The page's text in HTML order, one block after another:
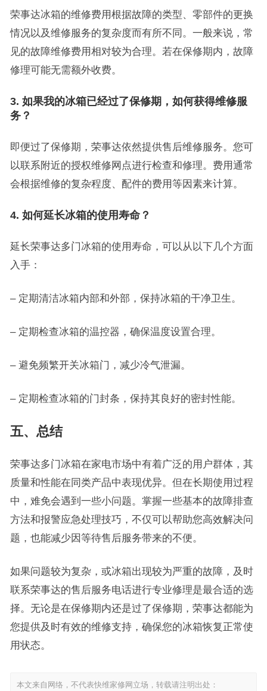
荣事达冰箱的维修费用根据故障的类型、零部件的更换
情况以及维修服务的复杂度而有所不同。一般来说，常
见的故障维修费用相对较为合理。若在保修期内，故障
修理可能无需额外收费。
3. 如果我的冰箱已经过了保修期，如何获得维修服
务？
即便过了保修期，荣事达依然提供售后维修服务。您可
以联系附近的授权维修网点进行检查和修理。费用通常
会根据维修的复杂程度、配件的费用等因素来计算。
4. 如何延长冰箱的使用寿命？
延长荣事达多门冰箱的使用寿命，可以从以下几个方面
入手：
– 定期清洁冰箱内部和外部，保持冰箱的干净卫生。
– 定期检查冰箱的温控器，确保温度设置合理。
– 避免频繁开关冰箱门，减少冷气泄漏。
– 定期检查冰箱的门封条，保持其良好的密封性能。
五、总结
荣事达多门冰箱在家电市场中有着广泛的用户群体，其
质量和性能在同类产品中表现优异。但在长期使用过程
中，难免会遇到一些小问题。掌握一些基本的故障排查
方法和报警应急处理技巧，不仅可以帮助您高效解决问
题，也能减少因等待售后服务带来的不便。
如果问题较为复杂，或冰箱出现较为严重的故障，及时
联系荣事达的售后服务电话进行专业修理是最合适的选
择。无论是在保修期内还是过了保修期，荣事达都能为
您提供及时有效的维修支持，确保您的冰箱恢复正常使
用状态。
本文来自网络，不代表快维家修网立场，转载请注明出处：